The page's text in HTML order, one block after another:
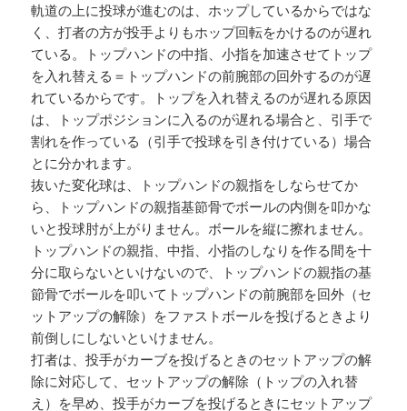
軌道の上に投球が進むのは、ホップしているからではな
く、打者の方が投手よりもホップ回転をかけるのが遅れ
ている。トップハンドの中指、小指を加速させてトップ
を入れ替える＝トップハンドの前腕部の回外するのが遅
れているからです。トップを入れ替えるのが遅れる原因
は、トップポジションに入るのが遅れる場合と、引手で
割れを作っている（引手で投球を引き付けている）場合
とに分かれます。
抜いた変化球は、トップハンドの親指をしならせてか
ら、トップハンドの親指基節骨でボールの内側を叩かな
いと投球肘が上がりません。ボールを縦に擦れません。
トップハンドの親指、中指、小指のしなりを作る間を十
分に取らないといけないので、トップハンドの親指の基
節骨でボールを叩いてトップハンドの前腕部を回外（セ
ットアップの解除）をファストボールを投げるときより
前倒しにしないといけません。
打者は、投手がカーブを投げるときのセットアップの解
除に対応して、セットアップの解除（トップの入れ替
え）を早め、投手がカーブを投げるときにセットアップ